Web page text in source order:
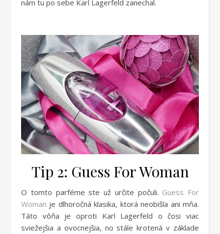
nám tu po sebe Karl Lagerfeld zanechal.
Tip 2: Guess For Woman
O tomto parféme ste už určite počuli. Guess For
Woman je dlhoročná klasika, ktorá neobišla ani mňa.
Táto vôňa je oproti Karl Lagerfeld o čosi viac
sviežejšia a ovocnejšia, no stále krotená v základe